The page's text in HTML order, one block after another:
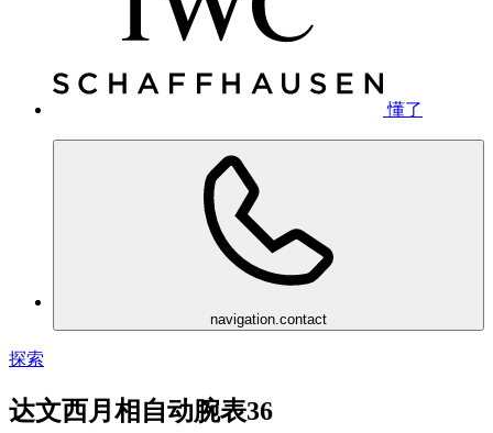
懂了
navigation.contact
探索
达文西月相自动腕表36